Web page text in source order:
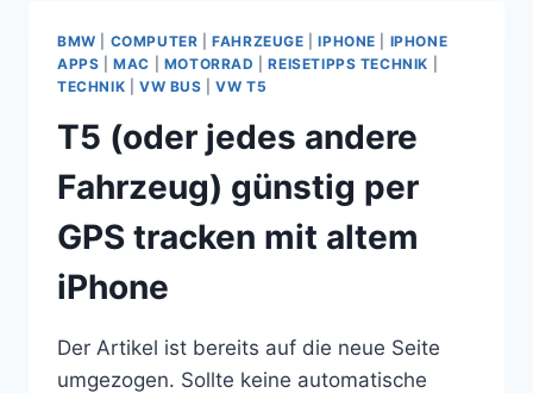
WERDEN.
EIN
UNBEKANNTER
IST
AUFGETRETEN
(9).
BMW COMPUTER |FAHRZEUGE |IPHONE
IPHONE
APPS |MAC MOTORRAD |REISETIPPS TECHNIK
TECHNIK
VW BUS |VW T5
T5 (oder jedes andere
Fahrzeug) günstig per
GPS tracken mit altem
iPhone
Der Artikel ist bereits auf die neue Seite
umgezogen. Sollte keine automatische